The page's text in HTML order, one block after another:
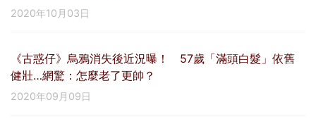
2020年10月03日
《古惑仔》烏鴉消失後近況曝！ 57歲「滿頭白髮」依舊
健壯…網驚：怎麼老了更帥？
2020年09月09日